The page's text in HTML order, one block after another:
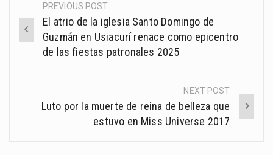
Post
navigation
PREVIOUS POST
El atrio de la iglesia Santo Domingo de
Guzmán en Usiacurí renace como epicentro
de las fiestas patronales 2025
NEXT POST
Luto por la muerte de reina de belleza que
estuvo en Miss Universe 2017